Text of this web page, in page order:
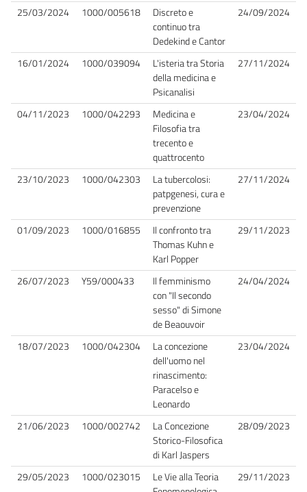
25/03/2024 1000/005618
Discreto e
continuo tra
Dedekind e Cantor
24/09/2024
16/01/2024 1000/039094
L'isteria tra Storia
della medicina e
Psicanalisi
27/11/2024
04/11/2023 1000/042293
Medicina e
Filosofia tra
trecento e
quattrocento
23/04/2024
23/10/2023 1000/042303
La tubercolosi:
patpgenesi, cura e
prevenzione
27/11/2024
01/09/2023 1000/016855
Il confronto tra
Thomas Kuhn e
Karl Popper
29/11/2023
26/07/2023 Y59/000433
Il femminismo
con "Il secondo
sesso" di Simone
de Beaouvoir
24/04/2024
18/07/2023 1000/042304
La concezione
dell'uomo nel
rinascimento:
Paracelso e
Leonardo
23/04/2024
21/06/2023 1000/002742
La Concezione
Storico-Filosofica
di Karl Jaspers
28/09/2023
29/05/2023 1000/023015
Le Vie alla Teoria
29/11/2023